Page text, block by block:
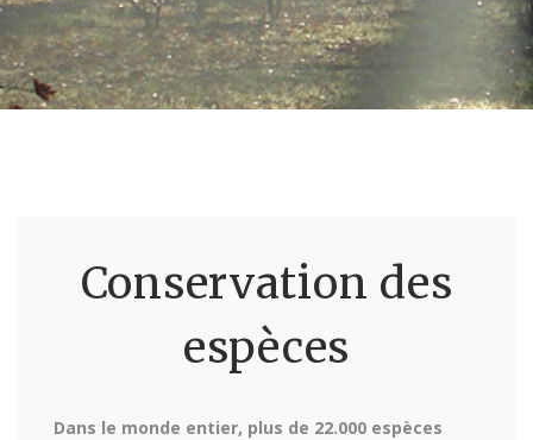
Conservation des
espèces
Dans le monde entier, plus de 22.000 espèces